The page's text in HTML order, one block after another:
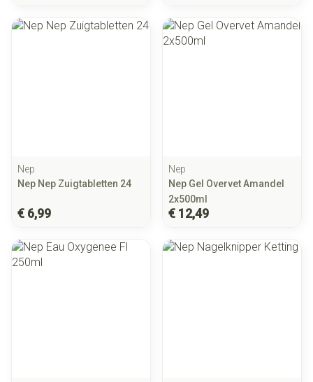
Nep
Nep Nep Zuigtabletten 24
€ 6,99
Nep
Nep Gel Overvet Amandel
2x500ml
€ 12,49